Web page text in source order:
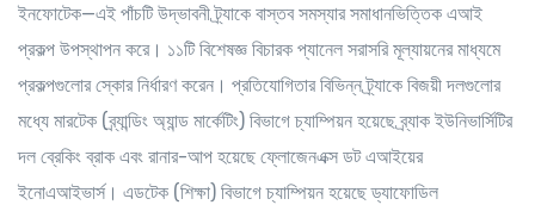
ইনফোটেক—এই পাঁচটি উদ্ভাবনী ট্র্যাকে বাস্তব সমস্যার সমাধানভিত্তিক এআই
প্রকল্প উপস্থাপন করে। ১১টি বিশেষজ্ঞ বিচারক প্যানেল সরাসরি মূল্যায়নের মাধ্যমে
প্রকল্পগুলোর স্কোর নির্ধারণ করেন। প্রতিযোগিতার বিভিন্ন ট্র্যাকে বিজয়ী দলগুলোর
মধ্যে মারটেক (ব্র্যান্ডিং অ্যান্ড মার্কেটিং) বিভাগে চ্যাম্পিয়ন হয়েছে ব্র্যাক ইউনিভার্সিটির
দল ব্রেকিং ব্রাক এবং রানার-আপ হয়েছে ফ্লোজেনএক্স ডট এআইয়ের
ইনোএআইভার্স। এডটেক (শিক্ষা) বিভাগে চ্যাম্পিয়ন হয়েছে ড্যাফোডিল